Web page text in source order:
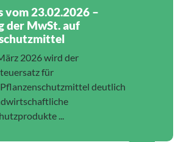
vom 23.02.2026 –
der MwSt. auf
2026 wird der
für
deutlich
...